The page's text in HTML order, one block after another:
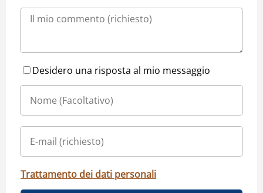
Desidero una risposta al mio messaggio
Trattamento dei dati personali